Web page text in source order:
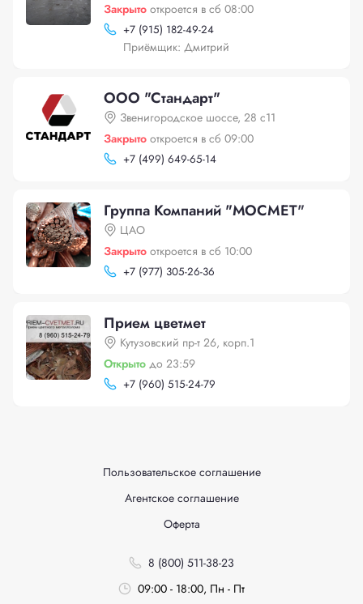
Закрыто откроется в сб 08:00
+7 (915) 182-49-24
Приёмщик: Дмитрий
ООО "Стандарт"
Звенигородское шоссе, 28 с11
Закрыто откроется в сб 09:00
+7 (499) 649-65-14
Группа Компаний "МОСМЕТ"
ЦАО
Закрыто откроется в сб 10:00
+7 (977) 305-26-36
Прием цветмет
Кутузовский пр-т 26, корп.1
Открыто до 23:59
+7 (960) 515-24-79
Пользовательское соглашение
Агентское соглашение
Оферта
8 (800) 511-38-23
09:00 - 18:00, Пн - Пт